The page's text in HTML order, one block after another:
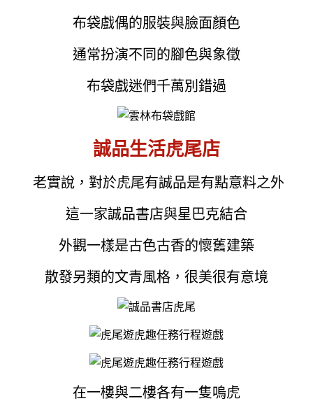
布袋戲偶的服裝與臉面顏色
通常扮演不同的腳色與象徵
布袋戲迷們千萬別錯過
誠品生活虎尾店
老實說，對於虎尾有誠品是有點意料之外
這一家誠品書店與星巴克結合
外觀一樣是古色古香的懷舊建築
散發另類的文青風格，很美很有意境
在一樓與二樓各有一隻嗚虎